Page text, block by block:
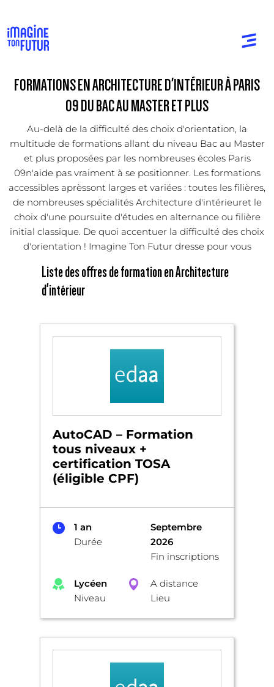
FORMATIONS EN ARCHITECTURE D'INTÉRIEUR À PARIS
09 DU BAC AU MASTER ET PLUS
Au-delà de la difficulté des choix d'orientation, la
multitude de formations allant du niveau Bac au Master
et plus proposées par les nombreuses écoles Paris
09n'aide pas vraiment à se positionner. Les formations
accessibles aprèssont larges et variées : toutes les filières,
de nombreuses spécialités Architecture d'intérieuret le
choix d'une poursuite d'études en alternance ou filière
initial classique. De quoi accentuer la difficulté des choix
d'orientation ! Imagine Ton Futur dresse pour vous
Liste des offres de formation en Architecture
d'intérieur
AutoCAD – Formation
tous niveaux +
certification TOSA
(éligible CPF)
1 an
Durée
Septembre
2026
Fin inscriptions
Lycéen
Niveau
A distance
Lieu